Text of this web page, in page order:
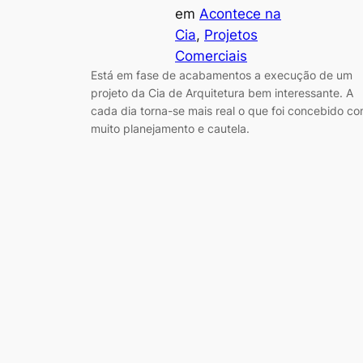
em Acontece na
Cia, Projetos
Comerciais
Está em fase de acabamentos a execução de um
projeto da Cia de Arquitetura bem interessante. A
cada dia torna-se mais real o que foi concebido
muito planejamento e cautela.